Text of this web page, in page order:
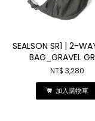
SEALSON SR1 | 2-
BAG_GRAVEL
NT$ 3,280
加入購物車